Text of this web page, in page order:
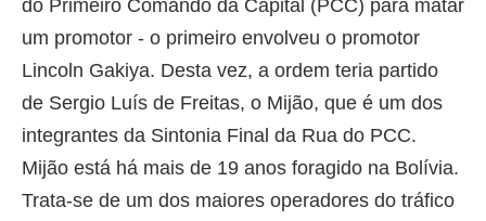
do Primeiro Comando da Capital (PCC) para matar
um promotor - o primeiro envolveu o promotor
Lincoln Gakiya. Desta vez, a ordem teria partido
de Sergio Luís de Freitas, o Mijão, que é um dos
integrantes da Sintonia Final da Rua do PCC.
Mijão está há mais de 19 anos foragido na Bolívia.
Trata-se de um dos maiores operadores do tráfico